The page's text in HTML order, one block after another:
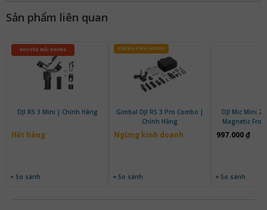
Sản phẩm liên quan
DJI RS 3 Mini | Chính Hãng
Hết hàng
+ So sánh
KHUYẾN MÃI KHỦNG
Gimbal DJI RS 3 Pro Combo |
Chính Hãng
Ngừng kinh doanh
+ So sánh
NGỪNG KINH DOANH
DJI Mic Mini
Magnetic
Chính
997.000 ₫
+ So sánh